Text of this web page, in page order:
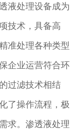
液处理设备成为
技术，具备高
准处理各种类型
企业运营符合环
过滤技术相结
了操作流程，极
求。渗透液处理